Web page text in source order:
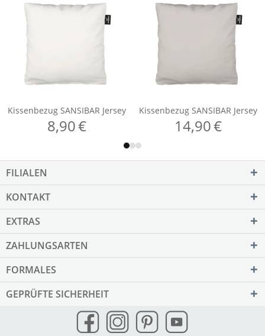
FILIALEN
KONTAKT
EXTRAS
ZAHLUNGSARTEN
FORMALES
GEPRÜFTE SICHERHEIT